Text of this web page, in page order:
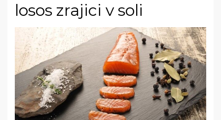
losos zrajici v soli